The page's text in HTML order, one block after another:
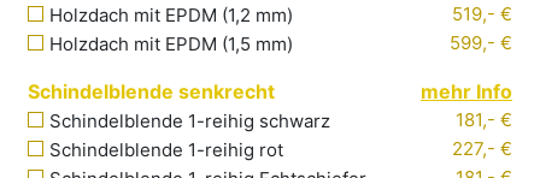
Holzdach mit EPDM (1,2 mm)
519,- €
Holzdach mit EPDM (1,5 mm) 599,- €
Schindelblende senkrecht mehr Info
Schindelblende 1-reihig schwarz
181,- €
Schindelblende 1-reihig rot
227,- €